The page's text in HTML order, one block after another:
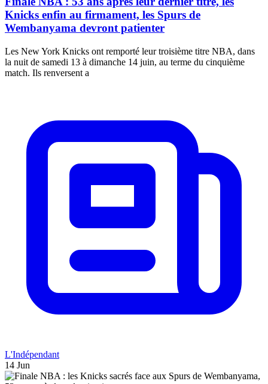
Knicks enfin au firmament, les Spurs de
Wembanyama devront patienter
Les New York Knicks ont remporté leur troisième titre NBA, dans
la nuit de samedi 13 à dimanche 14 juin, au terme du cinquième
match. Ils renversent a
L'Indépendant
14 Jun